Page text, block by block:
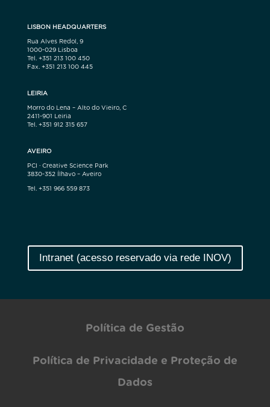
LISBON HEADQUARTERS
Rua Alves Redol, 9
1000-029 Lisboa
Tel. +351 213 100 450
Fax. +351 213 100 445
LEIRIA
Morro do Lena – Alto do Vieiro, C
2411-901 Leiria
Tel. +351 912 315 657
AVEIRO
PCI · Creative Science Park
3830-352 Ílhavo – Aveiro
Tel. +351 966 559 873
Intranet (acesso reservado via rede INOV)
Política de Gestão
Política de Privacidade e Proteção de
Dados